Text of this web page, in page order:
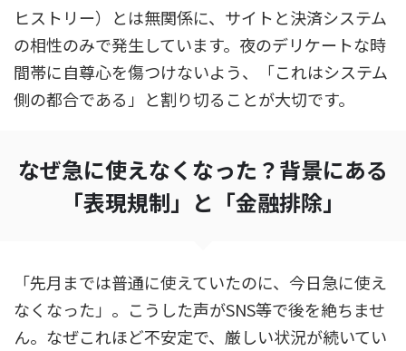
ヒストリー）とは無関係に、サイトと決済システム
の相性のみで発生しています。夜のデリケートな時
間帯に自尊心を傷つけないよう、「これはシステム
側の都合である」と割り切ることが大切です。
なぜ急に使えなくなった？背景にある
「表現規制」と「金融排除」
「先月までは普通に使えていたのに、今日急に使え
なくなった」。こうした声がSNS等で後を絶ちませ
ん。なぜこれほど不安定で、厳しい状況が続いてい